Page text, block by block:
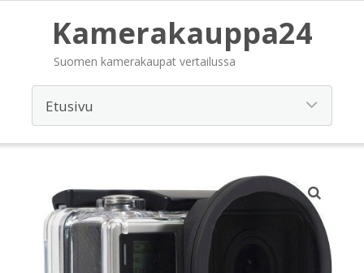
Kamerakauppa24
Suomen kamerakaupat vertailussa